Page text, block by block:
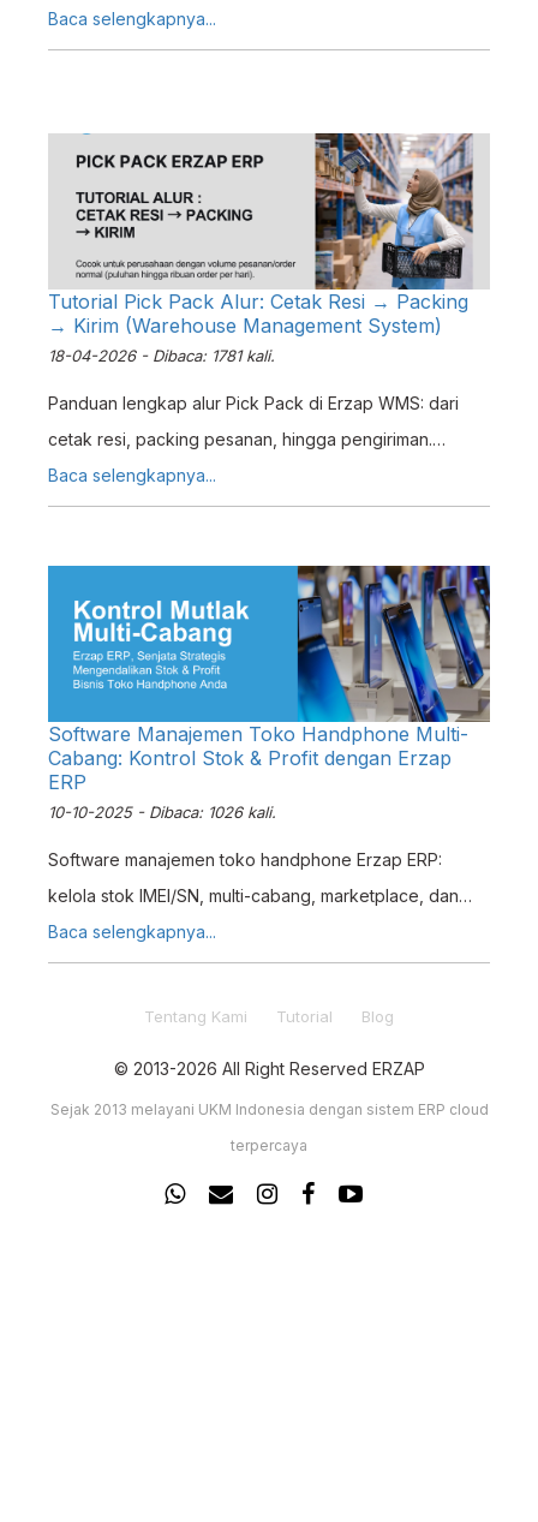
instan, mempercepat input data, dan menjelaskan
laporan keuangan secara otomatis — semua
Baca selengkapnya...
Tutorial Pick Pack Alur: Cetak Resi → Packing
→ Kirim (Warehouse Management System)
18-04-2026 - Dibaca: 1781 kali.
Panduan lengkap alur Pick Pack di Erzap WMS: dari
cetak resi, packing pesanan, hingga pengiriman.
Tingkatkan efisiensi fulfillment warehouse Anda.
Baca selengkapnya...
Software Manajemen Toko Handphone Multi-
Cabang: Kontrol Stok & Profit dengan Erzap
ERP
10-10-2025 - Dibaca: 1026 kali.
Software manajemen toko handphone Erzap ERP:
kelola stok IMEI/SN, multi-cabang, marketplace, dan
laporan keuangan real-time dalam satu sistem.
Baca selengkapnya...
Tentang Kami Tutorial Blog
© 2013-2026 All Right Reserved ERZAP
Sejak 2013 melayani UKM Indonesia dengan sistem ERP cloud
terpercaya